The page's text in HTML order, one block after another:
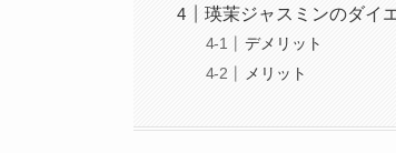
瑛茉ジャスミンのダイ
デメリット
メリット